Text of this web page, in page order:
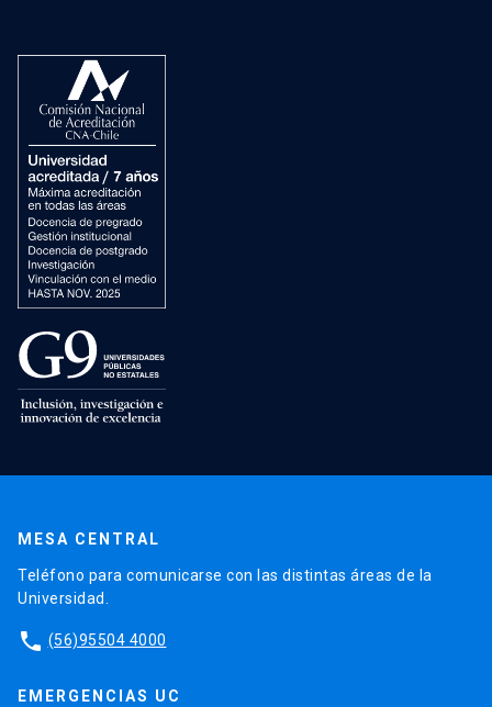
MESA CENTRAL
Teléfono para comunicarse con las distintas áreas de la
Universidad.
phone (56)95504 4000
EMERGENCIAS UC